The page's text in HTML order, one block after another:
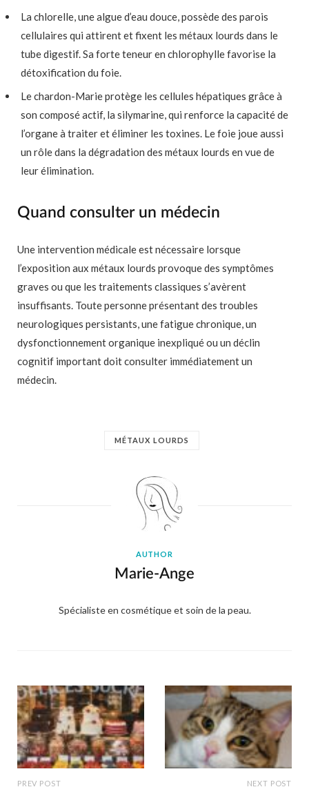
La chlorelle, une algue d’eau douce, possède des parois
cellulaires qui attirent et fixent les métaux lourds dans le
tube digestif. Sa forte teneur en chlorophylle favorise la
détoxification du foie.
Le chardon-Marie protège les cellules hépatiques grâce à
son composé actif, la silymarine, qui renforce la capacité de
l’organe à traiter et éliminer les toxines. Le foie joue aussi
un rôle dans la dégradation des métaux lourds en vue de
leur élimination.
Quand consulter un médecin
Une intervention médicale est nécessaire lorsque
l’exposition aux métaux lourds provoque des symptômes
graves ou que les traitements classiques s’avèrent
insuffisants. Toute personne présentant des troubles
neurologiques persistants, une fatigue chronique, un
dysfonctionnement organique inexpliqué ou un déclin
cognitif important doit consulter immédiatement un
médecin.
MÉTAUX LOURDS
AUTHOR
Marie-Ange
Spécialiste en cosmétique et soin de la peau.
PREV POST NEXT POST